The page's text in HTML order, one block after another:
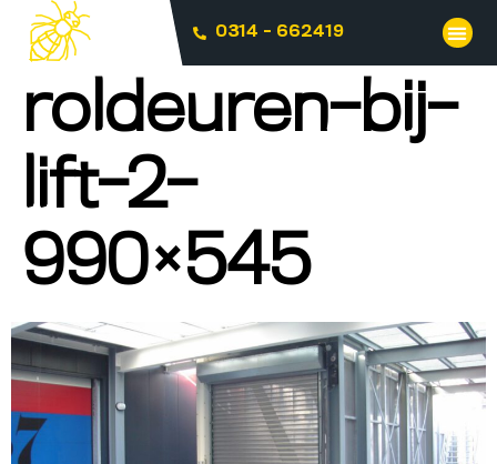
0314 - 662419
roldeuren-bij-
lift-2-
990×545